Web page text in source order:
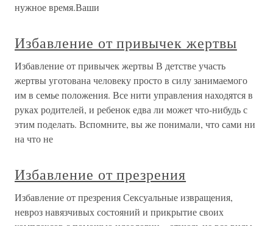
нужное время.Ваши
Избавление от привычек жертвы
Избавление от привычек жертвы В детстве участь
жертвы уготована человеку просто в силу занимаемого
им в семье положения. Все нити управления находятся в
руках родителей, и ребенок едва ли может что-нибудь с
этим поделать. Вспомните, вы же понимали, что сами ни
на что не
Избавление от презрения
Избавление от презрения Сексуальные извращения,
невроз навязчивых состояний и прикрытие своих